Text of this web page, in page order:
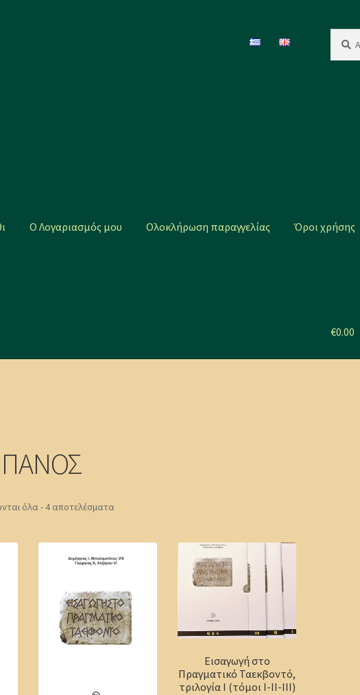
για:
Ο Λογαριασμός μου Ολοκλήρωση παραγγελίας Όροι χρήσης
€0.00
όλα - 4 αποτελέσματα
Εισαγωγή στο
Πραγματικό Ταεκβοντό,
τριλογία Ι (τόμοι Ι-ΙΙ-ΙΙΙ)